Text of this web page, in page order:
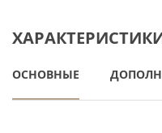
ОСНОВНЫЕ